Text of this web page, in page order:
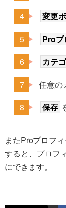
変更
Proプ
カテ
任意の
保存
またProプロフ
すると、プロフ
にできます。